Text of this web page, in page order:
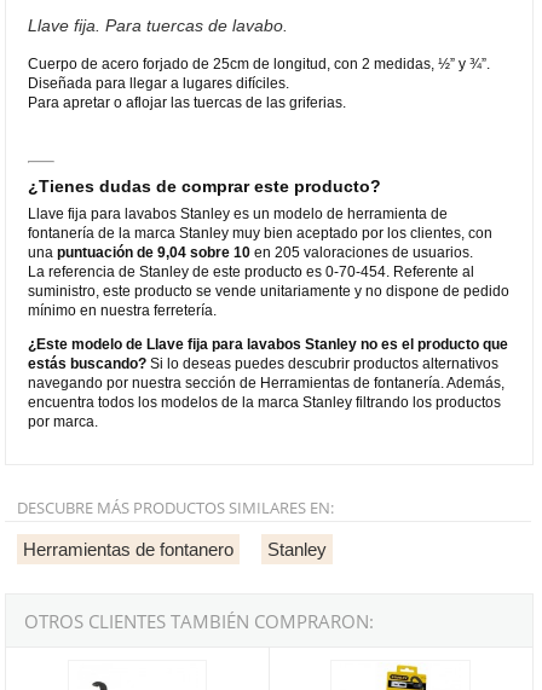
Llave fija. Para tuercas de lavabo.
Cuerpo de acero forjado de 25cm de longitud, con 2 medidas, ½” y ¾”.
Diseñada para llegar a lugares difíciles.
Para apretar o aflojar las tuercas de las griferias.
¿Tienes dudas de comprar este producto?
Llave fija para lavabos Stanley es un modelo de herramienta de
fontanería de la marca Stanley muy bien aceptado por los clientes, con
unapuntuación de 9,04 sobre 10 en 205 valoraciones de usuarios.
La referencia de Stanley de este producto es 0-70-454. Referente al
suministro, este producto se vende unitariamente y no dispone de pedido
mínimo en nuestra ferretería.
¿Este modelo de Llave fija para lavabos Stanley no es el producto que
estás buscando? Si lo deseas puedes descubrir productos alternativos
navegando por nuestra sección de Herramientas de fontanería. Además,
encuentra todos los modelos de la marca Stanley filtrando los productos
por marca.
DESCUBRE MÁS PRODUCTOS SIMILARES EN:
Herramientas de fontanero Stanley
OTROS CLIENTES TAMBIÉN COMPRARON:
Llave con trinquete para tuberías